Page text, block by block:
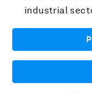
industrial